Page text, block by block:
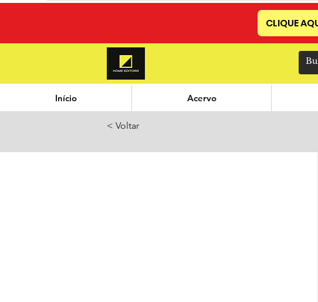
CLIQUE
Início Acervo
< Voltar